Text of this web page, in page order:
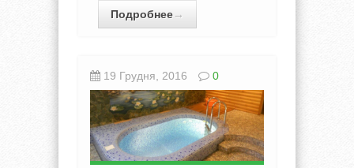
Подробнее→
19 Грудня, 2016 0